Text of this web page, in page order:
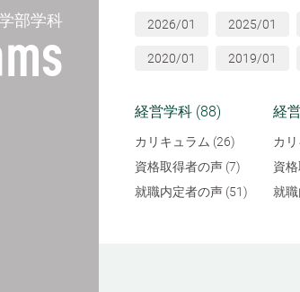
部学科 2026/01 2025/01
2020/01 2019/01
経営学科 (88)
カリキュラム (26)
資格取得者の声 (7)
就職内定者の声 (51)
経
カ
資
就